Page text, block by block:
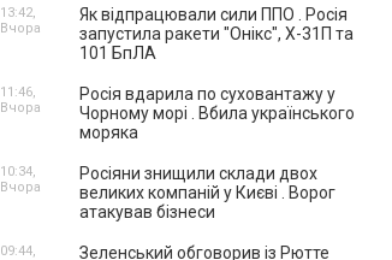
Як відпрацювали сили ППО . Росія
запустила ракети "Онікс", Х-31П та
101 БпЛА
13:42,
Вчора
Росія вдарила по суховантажу у
Чорному морі . Вбила українського
моряка
11:46,
Вчора
Росіяни знищили склади двох
великих компаній у Києві . Ворог
атакував бізнеси
10:34,
Вчора
Зеленський обговорив із Рютте
09:44,